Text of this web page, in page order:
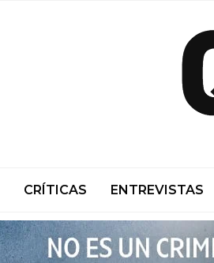
CRÍTICAS ENTREVISTAS